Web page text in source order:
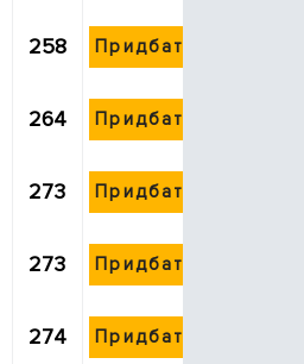
258 Придбати
264 Придбати
273 Придбати
273 Придбати
274 Придбати